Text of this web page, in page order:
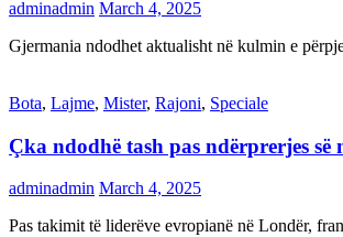
adminadmin March 4, 2025
Gjermania ndodhet aktualisht në kulmin e
Bota, Lajme, Mister, Rajoni, Speciale
Çka ndodhë tash pas ndërprerjes
adminadmin March 4, 2025
Pas takimit të liderëve evropianë në Londër,